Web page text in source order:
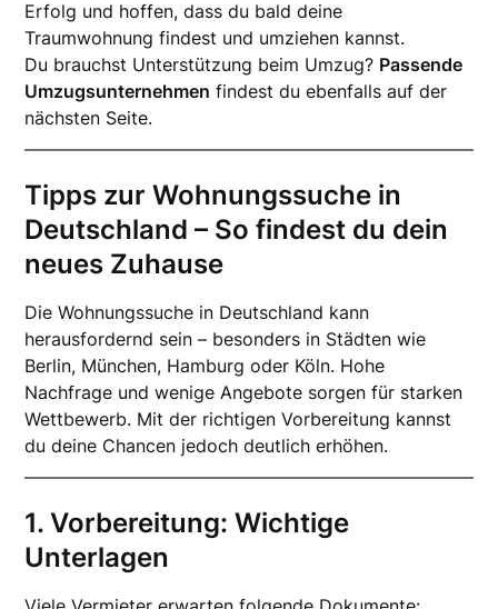
Erfolg und hoffen, dass du bald deine
Traumwohnung findest und umziehen kannst.
Du brauchst Unterstützung beim Umzug? Passende
Umzugsunternehmen findest du ebenfalls auf der
nächsten Seite.
Tipps zur Wohnungssuche in
Deutschland – So findest du dein
neues Zuhause
Die Wohnungssuche in Deutschland kann
herausfordernd sein – besonders in Städten wie
Berlin, München, Hamburg oder Köln. Hohe
Nachfrage und wenige Angebote sorgen für starken
Wettbewerb. Mit der richtigen Vorbereitung kannst
du deine Chancen jedoch deutlich erhöhen.
1. Vorbereitung: Wichtige
Unterlagen